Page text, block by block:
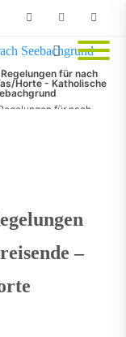
Phone FacebookEmail
für nach
Horte - Katholische
für nach
–